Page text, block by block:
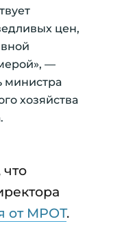
цен,
—
министра
хозяйства
от МРОТ.